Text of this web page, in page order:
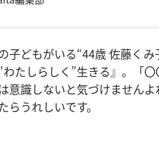
子どもがいる“44歳 佐藤く
たしらしく”生きる』。「
は意識しないと気づけません
らうれしいです。